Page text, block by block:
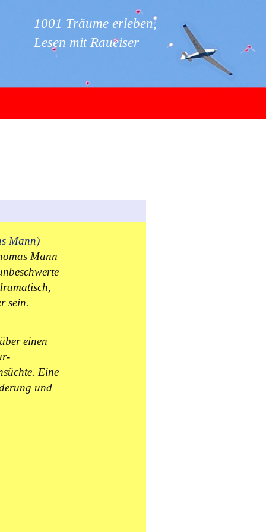
1001 Träume erleben,
Lesen mit Raueiser
Mann)
Mann
sein.
einen
Eine
und